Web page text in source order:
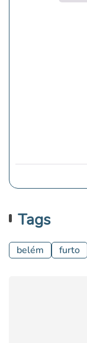
Tags
belém furto